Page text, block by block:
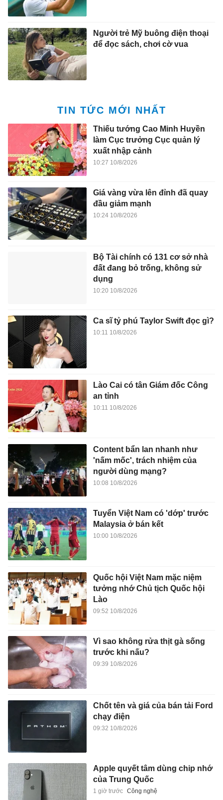
Người trẻ Mỹ buông điện thoại
để đọc sách, chơi cờ vua
TIN TỨC MỚI NHẤT
Thiếu tướng Cao Minh Huyền
làm Cục trưởng Cục quản lý
xuất nhập cảnh
10:27 10/8/2026
Giá vàng vừa lên đỉnh đã quay
đầu giảm mạnh
10:24 10/8/2026
Bộ Tài chính có 131 cơ sở nhà
đất đang bỏ trống, không sử
dụng
10:20 10/8/2026
Ca sĩ tỷ phú Taylor Swift đọc gì?
10:11 10/8/2026
Lào Cai có tân Giám đốc Công
an tỉnh
10:11 10/8/2026
Content bẩn lan nhanh như
'nấm mốc', trách nhiệm của
người dùng mạng?
10:08 10/8/2026
Tuyển Việt Nam có 'dớp' trước
Malaysia ở bán kết
10:00 10/8/2026
Quốc hội Việt Nam mặc niệm
tưởng nhớ Chủ tịch Quốc hội
Lào
09:52 10/8/2026
Vì sao không rửa thịt gà sống
trước khi nấu?
09:39 10/8/2026
Chốt tên và giá của bán tải Ford
chạy điện
09:32 10/8/2026
Apple quyết tâm dùng chip nhớ
của Trung Quốc
1 giờ trước Công nghệ